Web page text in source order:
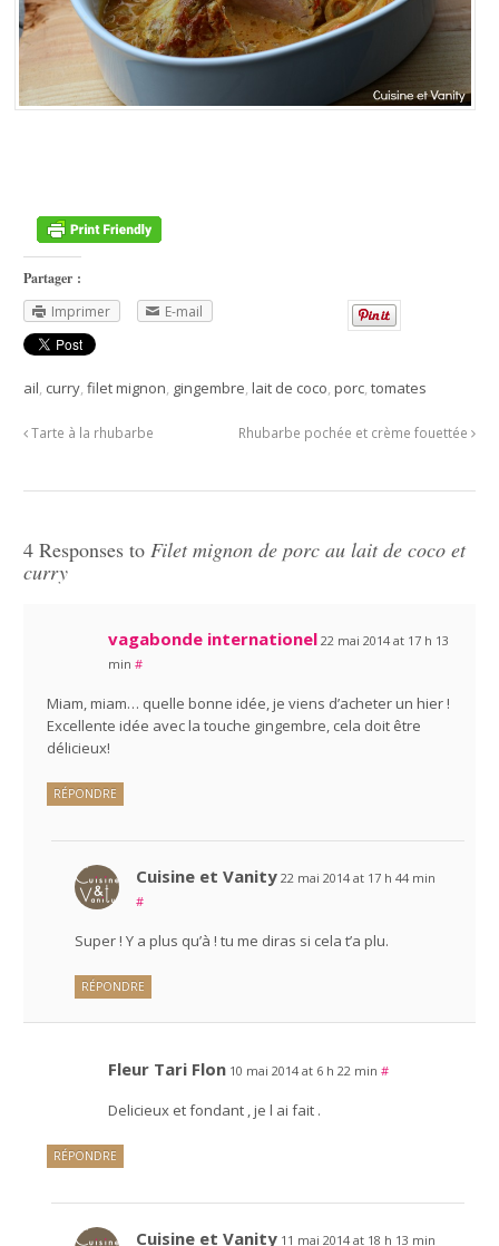
Partager :
Imprimer
E-mail
ail, curry,filet mignon, gingembre,lait de coco,porc,tomates
Tarte à la rhubarbe Rhubarbe pochée et crème fouettée
4 Responses toFilet mignon de porc au lait de coco et
curry
vagabonde internationel 22 mai 2014 at 17 h 13
min #
Miam, miam… quelle bonne idée, je viens d’acheter un hier !
Excellente idée avec la touche gingembre, cela doit être
délicieux!
RÉPONDRE
Cuisine et Vanity 22 mai 2014 at 17 h 44 min
#
Super ! Y a plus qu’à ! tu me diras si cela t’a plu.
RÉPONDRE
Fleur Tari Flon 10 mai 2014 at 6 h 22 min #
Delicieux et fondant , je l ai fait .
RÉPONDRE
Cuisine et Vanity 11 mai 2014 at 18 h 13 min